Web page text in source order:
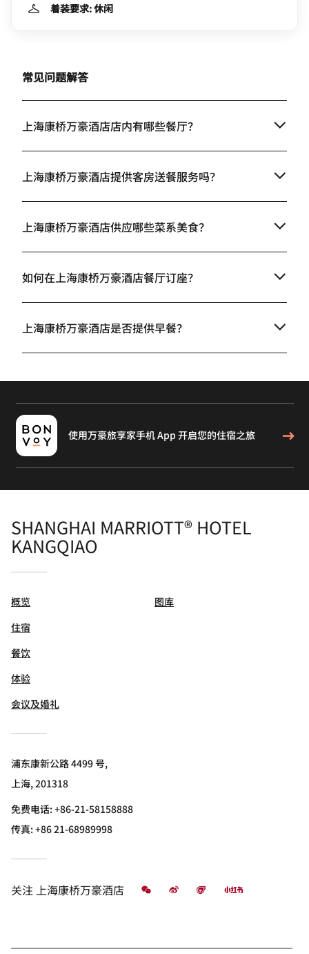
着装要求: 休闲
常见问题解答
上海康桥万豪酒店店内有哪些餐厅？
上海康桥万豪酒店提供客房送餐服务吗？
上海康桥万豪酒店供应哪些菜系美食？
如何在上海康桥万豪酒店餐厅订座？
上海康桥万豪酒店是否提供早餐？
使用万豪旅享家手机 App 开启您的住宿之旅
SHANGHAI MARRIOTT® HOTEL
KANGQIAO
概览
住宿
餐饮
体验
会议及婚礼
图库
浦东康新公路 4499 号,
上海, 201318
免费电话:+86-21-58158888
传真:+86 21-68989998
关注上海康桥万豪酒店 微信 微博 飞猪 小红书